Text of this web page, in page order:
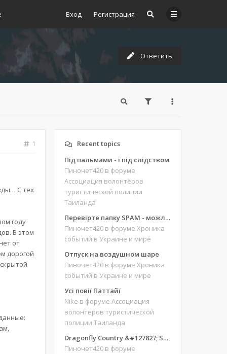
Вход Регистрация
Ответить
1
С тех
году
В этом
от
дорогой
Recent topics
Під пальмами - і під слідством
Пиночет420 в форуме
Ассоциация волонтёров
туристической полиции
Таиланда
Перевірте папку SPAM - можливо, ви щось пропустили
Пиночет420 в форуме Хроника
событий в Украине и мире
Отпуск на воздушном шаре
Пиночет420 в форуме Хроника
событий в Украине и мире
Усі повії Паттайї
Nike в форуме Ассоциация
волонтёров туристической
полиции Таиланда
Dragonfly Country &#127827; Save our site &#127775;&#127769;
Пиночет420 в форуме